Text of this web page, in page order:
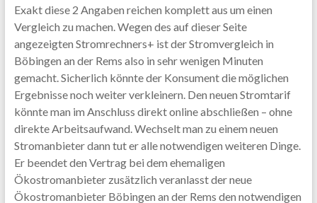
Exakt diese 2 Angaben reichen komplett aus um einen
Vergleich zu machen. Wegen des auf dieser Seite
angezeigten Stromrechners+ ist der Stromvergleich in
Böbingen an der Rems also in sehr wenigen Minuten
gemacht. Sicherlich könnte der Konsument die möglichen
Ergebnisse noch weiter verkleinern. Den neuen Stromtarif
könnte man im Anschluss direkt online abschließen – ohne
direkte Arbeitsaufwand. Wechselt man zu einem neuen
Stromanbieter dann tut er alle notwendigen weiteren Dinge.
Er beendet den Vertrag bei dem ehemaligen
Ökostromanbieter zusätzlich veranlasst der neue
Ökostromanbieter Böbingen an der Rems den notwendigen